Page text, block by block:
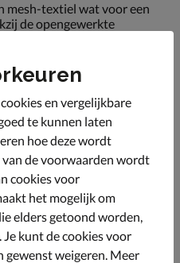
mesh-textiel wat voor een
de opengewerkte
van een gewatteerde
en comfortabel
demping waardoor je de
zonder last te krijgen
tussenzool die
voeten uitsteld.
en vergelijkbare
te kunnen laten
hoe deze wordt
de voorwaarden wordt
cookies voor
het mogelijk om
elders getoond worden,
kunt de cookies voor
weigeren. Meer